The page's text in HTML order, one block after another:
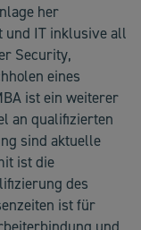
her
und IT inklusive all
Security,
eines
ist ein weiterer
an qualifizierten
sind aktuelle
ist die
des
ist für